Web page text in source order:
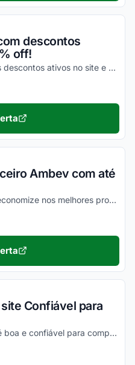
descontos
off!
Confira agora mesmo todos os descontos ativos no site e aproveite seus benefícios agora mesmo!
Ambev com até
Confira as ofertas secretas e economize nos melhores produtos Parceiro Ambev. Garanta agora!
Confiável para
A loja virtual Parceiro Ambev é boa e confiável para comprar online. Pesquise as avaliações, os comentários de quem já comprou e surpreenda-se!